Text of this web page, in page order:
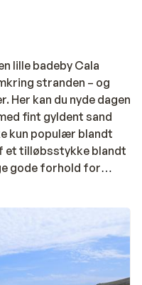
lille badeby Cala
stranden – og
Her kan du nyde dagen
fint gyldent sand
kun populær blandt
et tilløbsstykke blandt
gode forhold for
langs stranden. Tæt
en god frokost og